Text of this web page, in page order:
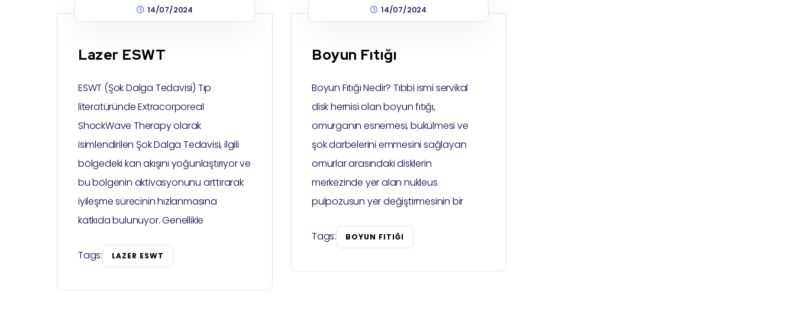
14/07/2024
Lazer ESWT
ESWT (Şok Dalga Tedavisi) Tıp
literatüründe Extracorporeal
ShockWave Therapy olarak
isimlendirilen Şok Dalga Tedavisi, ilgili
bölgedeki kan akışını yoğunlaştırıyor ve
bu bölgenin aktivasyonunu arttırarak
iyileşme sürecinin hızlanmasına
katkıda bulunuyor. Genellikle
Tags: LAZER ESWT
14/07/2024
Boyun Fıtığı
Boyun Fıtığı Nedir? Tıbbi ismi servikal
disk hernisi olan boyun fıtığı,
omurganın esnemesi, bükülmesi ve
şok darbelerini emmesini sağlayan
omurlar arasındaki disklerin
merkezinde yer alan nukleus
pulpozusun yer değiştirmesinin bir
Tags: BOYUN FITIĞI